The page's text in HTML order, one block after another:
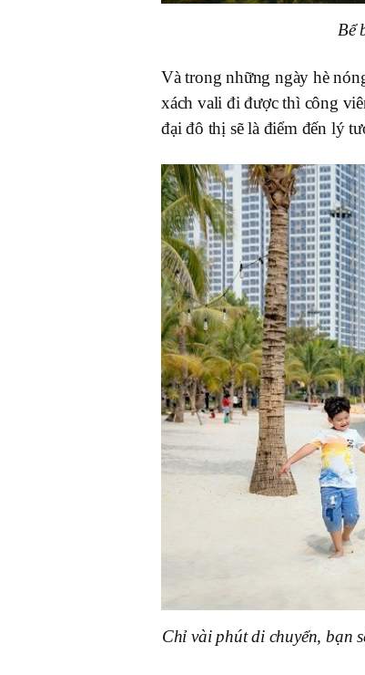
Bể
Và trong những ngày hè
xách vali đi được thì công
đại đô thị sẽ là điểm đến lý
Chỉ vài phút di chuyển, bạn